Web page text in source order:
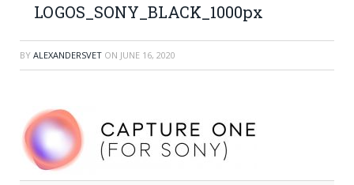
LOGOS_SONY_BLACK_1000px
BY ALEXANDERSVET ON JUNE 16, 2020